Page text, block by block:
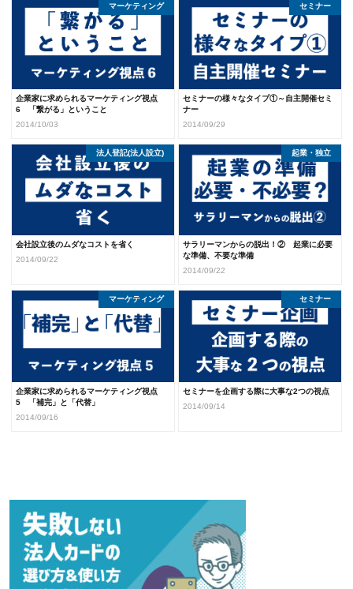
企業家に求められるマーケティング視点
6 「繋がる」ということ
2014/10/03
マーケティング
セミナーの様々なタイプ①～自主開催セミ
ナー
2014/09/29
セミナー
会社設立後のムダなコストを省く
2014/09/22
法人登記(法人設立)
サラリーマンからの脱出！② 起業に必要
な準備、不要な準備
2014/09/22
起業・独立
企業家に求められるマーケティング視点
5 「補完」と「代替」
2014/09/16
マーケティング
セミナーを企画する際に大事な2つの視点
2014/09/14
起業・独立
セミナー